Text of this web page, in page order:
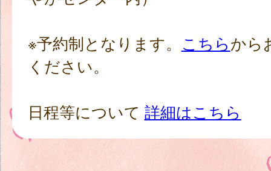
※予約制となります。 こちらから
ください。
日程等について 詳細はこちら